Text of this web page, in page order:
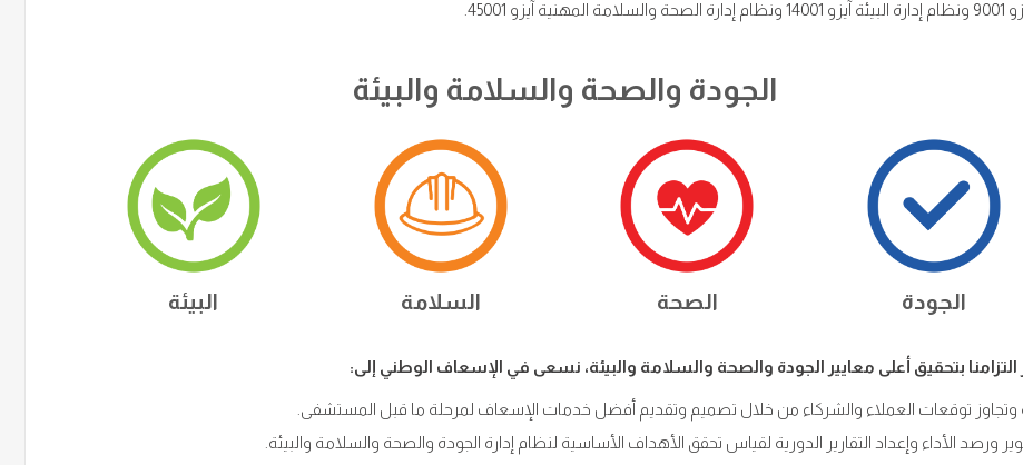
آيزو 45001.
الجودة والصحة والسلامة والبيئة
الجودة الصحة السلامة البيئة
بتحقيق أعلى معايير الجودة والصحة والسلامة والبيئة، نسعى في الإسعاف الوطني إلى:
وتجاوز توقعات العملاء والشركاء من خلال تصميم وتقديم أفضل خدمات الإسعاف لمرحلة ما قبل المستشفى.
ورصد الأداء وإعداد التقارير الدورية لقياس تحقق الأهداف الأساسية لنظام إدارة الجودة والصحة والسلامة والبيئة.